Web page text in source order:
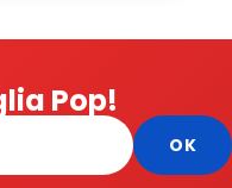
Pop!